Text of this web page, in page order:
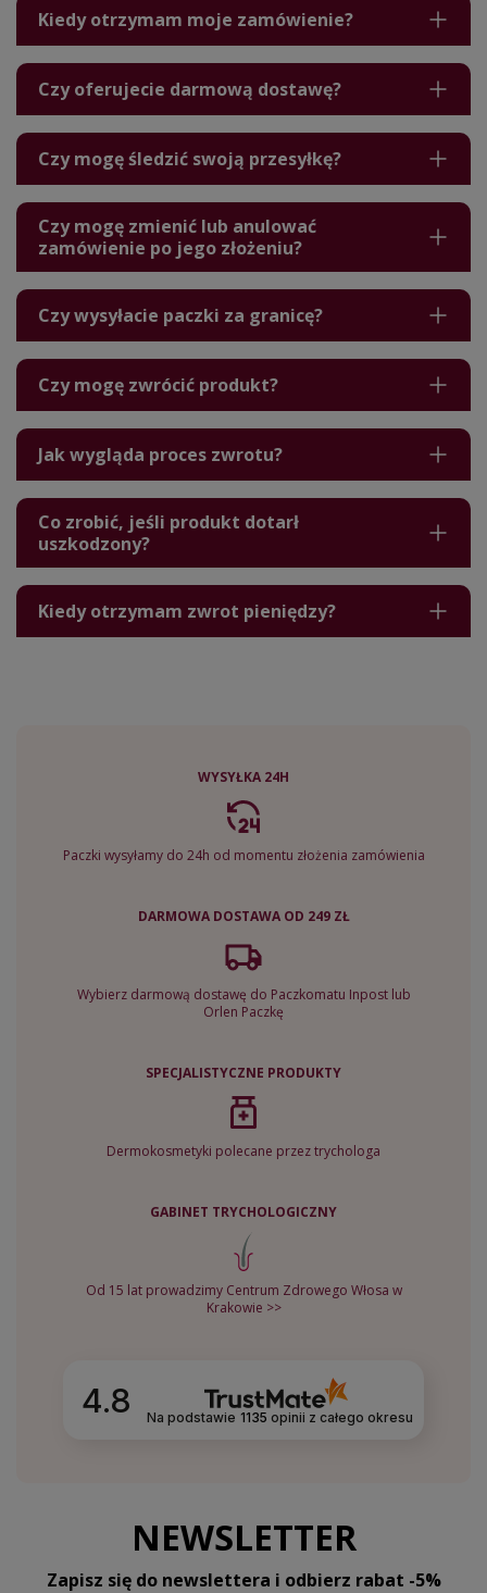
Kiedy otrzymam moje zamówienie?
Czy oferujecie darmową dostawę?
Czy mogę śledzić swoją przesyłkę?
Czy mogę zmienić lub anulować
zamówienie po jego złożeniu?
Czy wysyłacie paczki za granicę?
Czy mogę zwrócić produkt?
Jak wygląda proces zwrotu?
Co zrobić, jeśli produkt dotarł
uszkodzony?
Kiedy otrzymam zwrot pieniędzy?
WYSYŁKA 24H
Paczki wysyłamy do 24h od momentu złożenia zamówienia
DARMOWA DOSTAWA OD 249 ZŁ
Wybierz darmową dostawę do Paczkomatu Inpost lub
Orlen Paczkę
SPECJALISTYCZNE PRODUKTY
Dermokosmetyki polecane przez trychologa
GABINET TRYCHOLOGICZNY
Od 15 lat prowadzimy Centrum Zdrowego Włosa w
Krakowie >>
4.8 Na podstawie 1135 opinii z całego okresu
NEWSLETTER
Zapisz się do newslettera i odbierz rabat -5%